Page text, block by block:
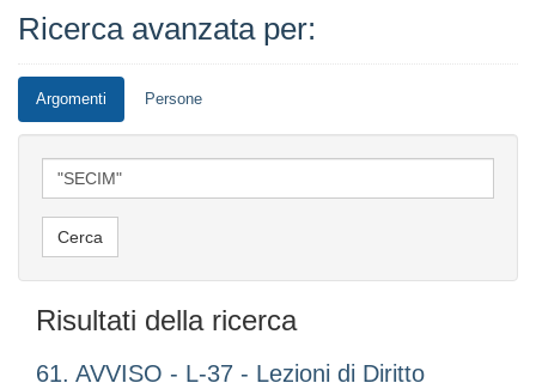
Ricerca avanzata per:
Argomenti Persone
Risultati della ricerca
61. AVVISO - L-37 - Lezioni di Diritto